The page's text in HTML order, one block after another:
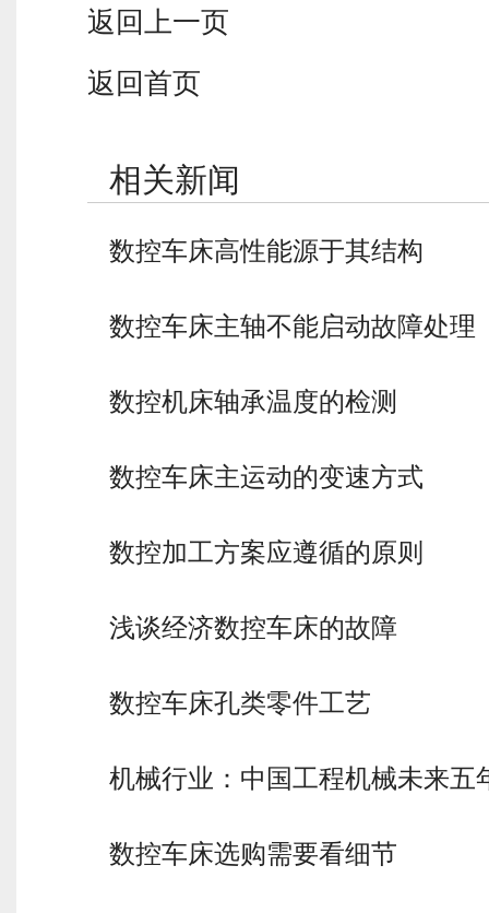
返回上一页
返回首页
相关新闻
数控车床高性能源于其结构
数控车床主轴不能启动故障处理
数控机床轴承温度的检测
数控车床主运动的变速方式
数控加工方案应遵循的原则
浅谈经济数控车床的故障
数控车床孔类零件工艺
机械行业：中国工程机械未来
数控车床选购需要看细节